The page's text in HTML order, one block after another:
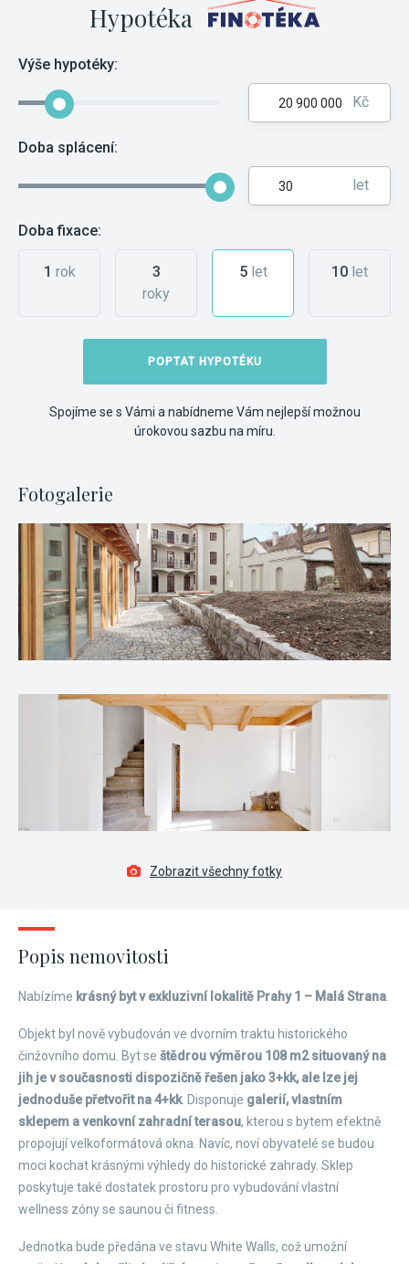
Hypotéka
Výše hypotéky:
Kč
Doba splácení:
let
Doba fixace:
1 rok
3
roky
5let 10 let
POPTAT HYPOTÉKU
Spojíme se s Vámi a nabídneme Vám nejlepší možnou
úrokovou sazbu na míru.
Fotogalerie
Zobrazit všechny fotky
Popis nemovitosti
Nabízíme krásný byt v exkluzivní lokalitě Prahy 1 – Malá Strana
Objekt byl nově vybudován ve dvorním traktu historického
činžovního domu. Byt se štědrou výměrou 108 m2 situovaný na
jih je v současnosti dispozičně řešen jako 3+kk, ale lze jej
jednoduše přetvořit na 4+kk. Disponuje galerií, vlastním
sklepem a venkovní zahradní terasou, kterou s bytem efektně
propojují velkoformátová okna. Navíc, noví obyvatelé se budou
moci kochat krásnými výhledy do historické zahrady. Sklep
poskytuje také dostatek prostoru pro vybudování vlastní
wellness zóny se saunou či fitness.
Jednotka bude předána ve stavu White Walls, což umožní